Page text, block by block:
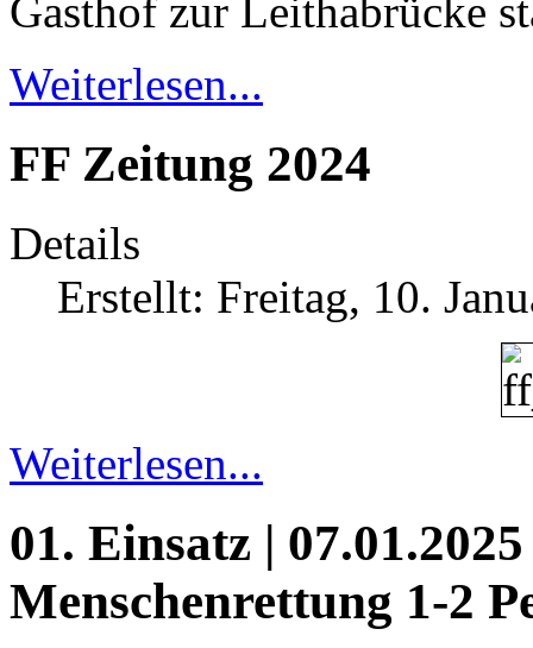
Gasthof zur Leithabrücke
Weiterlesen...
FF Zeitung 2024
Details
Erstellt: Freitag, 10.
Weiterlesen...
01. Einsatz |
Menschenrettung 1-2